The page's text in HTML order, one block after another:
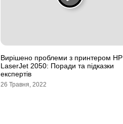
Вирішено проблеми з принтером HP
LaserJet 2050: Поради та підказки
експертів
26 Травня, 2022